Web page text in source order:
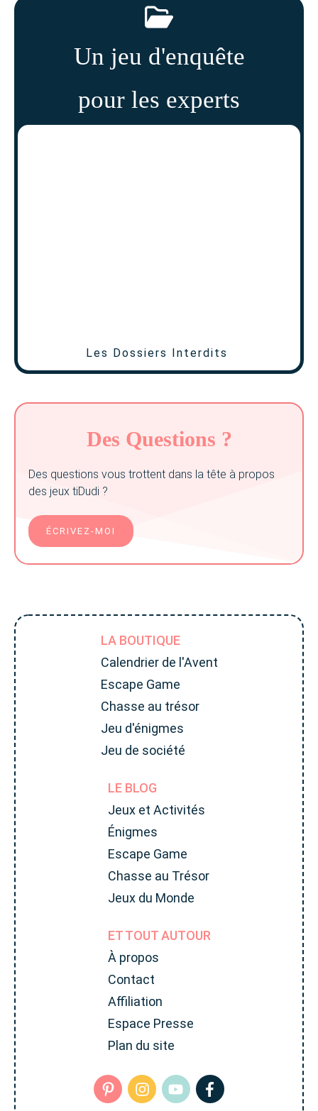
Un jeu d'enquête
pour les experts
Les Dossiers Interdits
Des Questions ?
Des questions vous trottent dans la tête à propos
des jeux tiDudi ?
ÉCRIVEZ-MOI
LA BOUTIQUE
Calendrier de l'Avent
Escape Game
Chasse au trésor
Jeu d'énigmes
Jeu de société
LE BLOG
Jeux et Activités
Énigmes
Escape Game
Chasse au Trésor
Jeux du Monde
ET TOUT AUTOUR
À propos
Contact
Affiliation
Espace Presse
Plan du site